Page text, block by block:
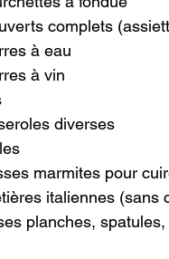
complets
à eau
à vin
diverses
marmites pour
italiennes (sans
planches,